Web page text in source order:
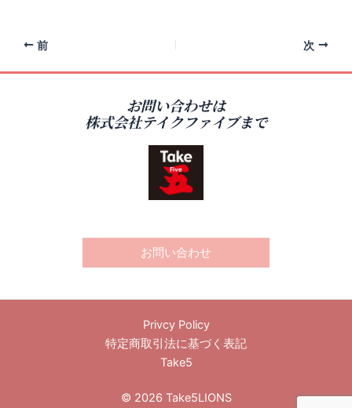
Post 前 次
お問い合わせは
株式会社テイクファイブまで
お問い合わせ
Privcy Policy
特定商取引法に基づく表記
Take5
© 2026 Take5LIONS